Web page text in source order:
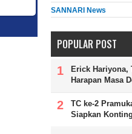
SANNARI News
POPULAR POST
Erick Hariyona,
Harapan Masa
TC ke-2
Siapkan